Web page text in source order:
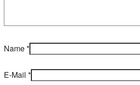
Name*
E-Mail *